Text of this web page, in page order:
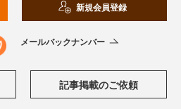
新規会員登録
メールバックナンバー
記事掲載のご依頼